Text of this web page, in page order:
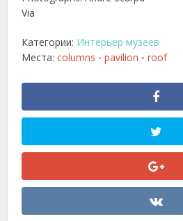
Via
Категории: Интерьер музеев
Места:columns • pavilion • roof